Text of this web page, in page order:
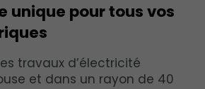
unique pour tous vos
travaux d’électricité
et dans un rayon de 40